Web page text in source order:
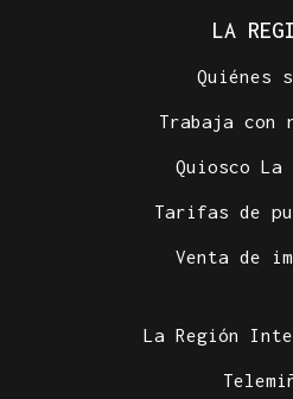
LA
Quiénes
Trabaja con
Quiosco La
Tarifas de
Venta de
La Región